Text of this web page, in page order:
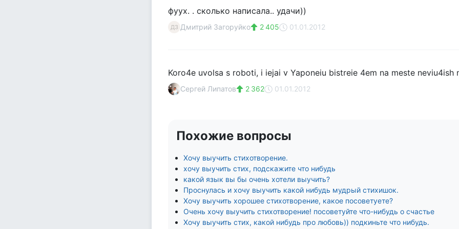
фуух. . сколько написала.. удачи))
ДЗ Дмитрий Загоруйко 2 405 01.01.2012
Koro4e uvolsa s roboti, i iejai v Yaponeiu bistreie 4em na meste neviu4ish
Сергей Липатов 2 362 01.01.2012
Похожие вопросы
Хочу выучить стихотворение.
хочу выучить стих, подскажите что нибудь
какой язык вы бы очень хотели выучить?
Проснулась и хочу выучить какой нибудь мудрый стихишок.
Хочу выучить хорошее стихотворение, какое посоветуете?
Очень хочу выучить стихотворение! посоветуйте что-нибудь о счастье
Хочу выучить стих, какой нибудь про любовь)) подкиньте что нибудь.